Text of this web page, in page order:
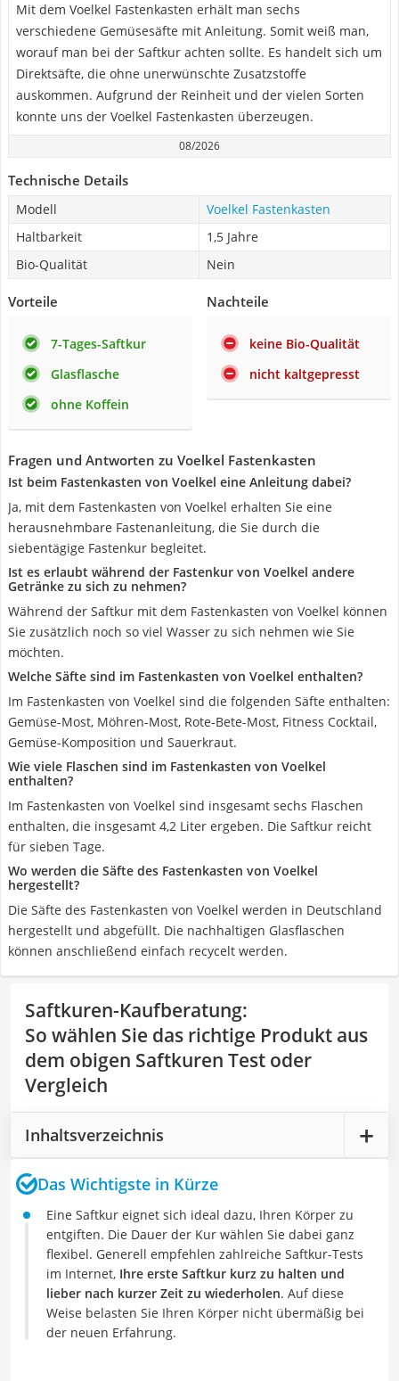
Mit dem Voelkel Fastenkasten erhält man sechs
verschiedene Gemüsesäfte mit Anleitung. Somit weiß man,
worauf man bei der Saftkur achten sollte. Es handelt sich um
Direktsäfte, die ohne unerwünschte Zusatzstoffe
auskommen. Aufgrund der Reinheit und der vielen Sorten
konnte uns der Voelkel Fastenkasten überzeugen.
08/2026
Technische Details
Modell
Voelkel Fastenkasten
Haltbarkeit
1,5 Jahre
Bio-Qualität
Nein
Vorteile
7-Tages-Saftkur
Glasflasche
ohne Koffein
Nachteile
keine Bio-Qualität
nicht kaltgepresst
Fragen und Antworten zu Voelkel Fastenkasten
Ist beim Fastenkasten von Voelkel eine Anleitung dabei?
Ja, mit dem Fastenkasten von Voelkel erhalten Sie eine
herausnehmbare Fastenanleitung, die Sie durch die
siebentägige Fastenkur begleitet.
Ist es erlaubt während der Fastenkur von Voelkel andere
Getränke zu sich zu nehmen?
Während der Saftkur mit dem Fastenkasten von Voelkel können
Sie zusätzlich noch so viel Wasser zu sich nehmen wie Sie
möchten.
Welche Säfte sind im Fastenkasten von Voelkel enthalten?
Im Fastenkasten von Voelkel sind die folgenden Säfte enthalten:
Gemüse-Most, Möhren-Most, Rote-Bete-Most, Fitness Cocktail,
Gemüse-Komposition und Sauerkraut.
Wie viele Flaschen sind im Fastenkasten von Voelkel
enthalten?
Im Fastenkasten von Voelkel sind insgesamt sechs Flaschen
enthalten, die insgesamt 4,2 Liter ergeben. Die Saftkur reicht
für sieben Tage.
Wo werden die Säfte des Fastenkasten von Voelkel
hergestellt?
Die Säfte des Fastenkasten von Voelkel werden in Deutschland
hergestellt und abgefüllt. Die nachhaltigen Glasflaschen
können anschließend einfach recycelt werden.
Saftkuren-Kaufberatung:
So wählen Sie das richtige Produkt aus
dem obigen Saftkuren Test oder
Vergleich
Inhaltsverzeichnis
Das Wichtigste in Kürze
Eine Saftkur eignet sich ideal dazu, Ihren Körper zu
entgiften. Die Dauer der Kur wählen Sie dabei ganz
flexibel. Generell empfehlen zahlreiche Saftkur-Tests
im Internet, Ihre erste Saftkur kurz zu halten und
lieber nach kurzer Zeit zu wiederholen. Auf diese
Weise belasten Sie Ihren Körper nicht übermäßig bei
der neuen Erfahrung.